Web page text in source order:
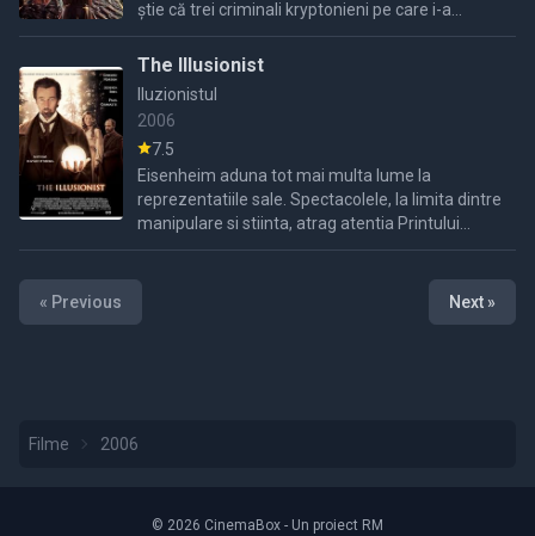
știe că trei criminali kryptonieni pe care i-a
eliberat accidental cuceresc Pământul.
The Illusionist
Iluzionistul
2006
7.5
Eisenheim aduna tot mai multa lume la
reprezentatiile sale. Spectacolele, la limita dintre
manipulare si stiinta, atrag atentia Printului
mostenitor Leopold (Rufus Sewell), care vede in
« Previous
Next »
Filme 2006
© 2026 CinemaBox - Un proiect RM